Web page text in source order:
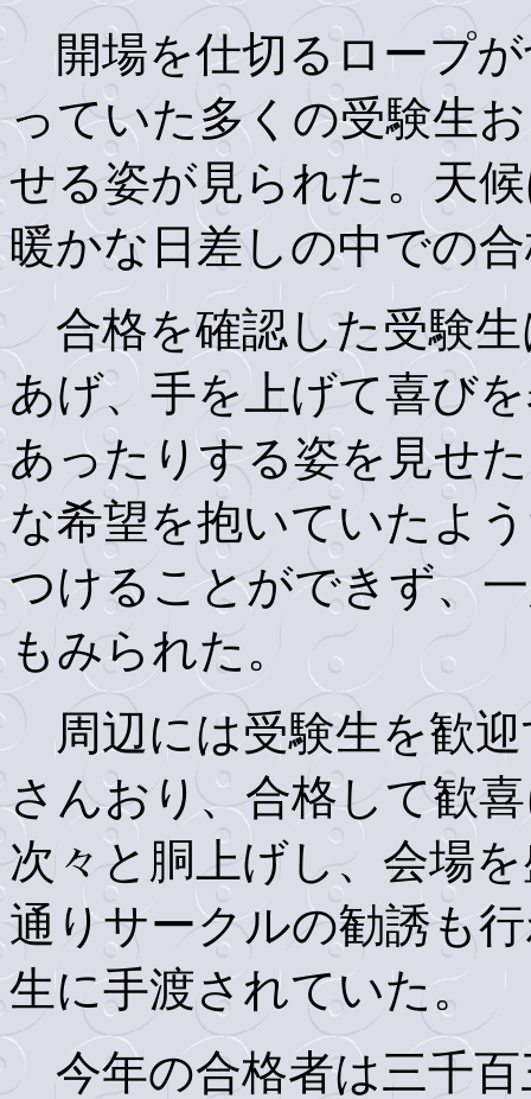
開場を仕切るロープ
っていた多くの受験生
せる姿が見られた。天
暖かな日差しの中での
合格を確認した受験
あげ、手を上げて喜び
あったりする姿を見せ
な希望を抱いていたよ
つけることができず、
もみられた。
周辺には受験生を歓
さんおり、合格して歓
次々と胴上げし、会場
通りサークルの勧誘も
生に手渡されていた。
今年の合格者は三千百